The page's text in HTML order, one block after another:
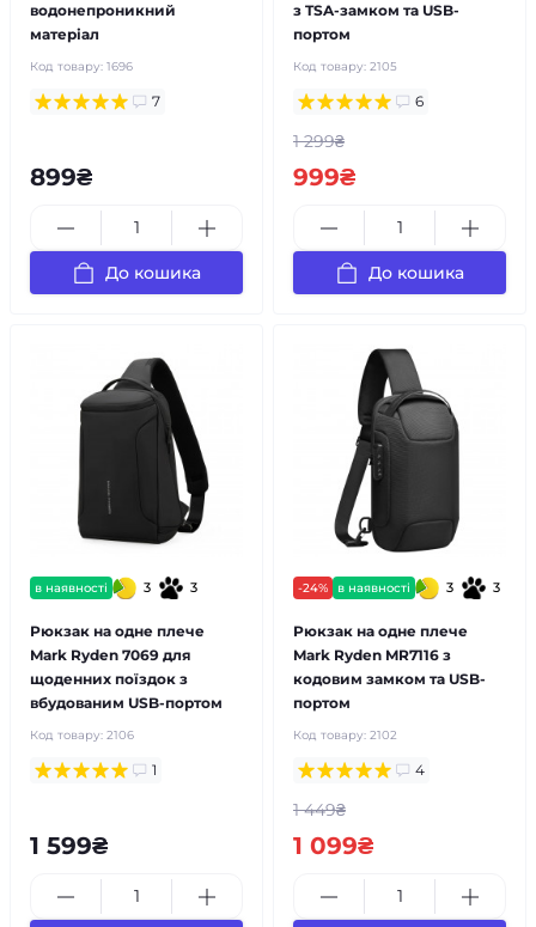
водонепроникний
матеріал
Код товару: 1696
7
899₴
До кошика
з TSA-замком та USB-
портом
Код товару: 2105
6
1 299₴
999₴
До кошика
в наявності 3 3
Рюкзак на одне плече
Mark Ryden 7069 для
щоденних поїздок з
вбудованим USB-портом
Код товару: 2106
1
1 599₴
-24% в наявності 3 3
Рюкзак на одне плече
Mark Ryden MR7116 з
кодовим замком та USB-
портом
Код товару: 2102
4
1 449₴
1 099₴